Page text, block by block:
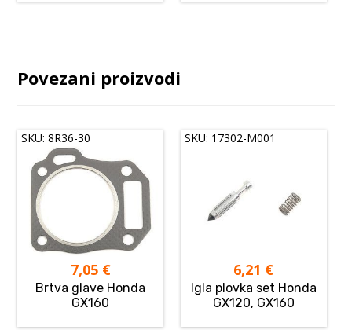
Povezani proizvodi
SKU: 8R36-30
7,05 €
Brtva glave Honda
GX160
SKU: 17302-M001
6,21 €
Igla plovka set Honda
GX120, GX160